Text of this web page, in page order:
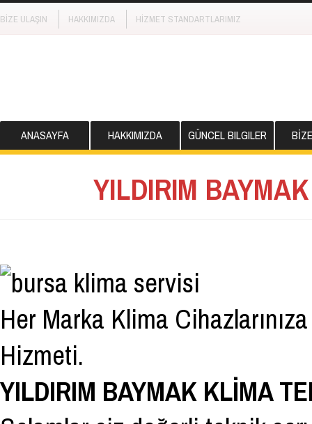
BİZE ULAŞIN HAKKIMIZDA HİZMET STANDARTLARIMIZ
ANASAYFA HAKKIMIZDA GÜNCEL BILGILER
YILDIRIM
Her Marka Klima
Hizmeti.
YILDIRIM BAYMAK KLİMA